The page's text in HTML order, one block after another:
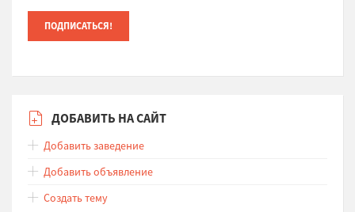
ДОБАВИТЬ НА САЙТ
Добавить заведение
Добавить объявление
Создать тему